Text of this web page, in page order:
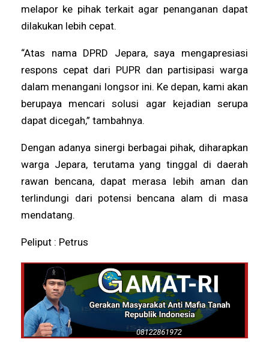
melapor ke pihak terkait agar penanganan dapat
dilakukan lebih cepat.
“Atas nama DPRD Jepara, saya mengapresiasi
respons cepat dari PUPR dan partisipasi warga
dalam menangani longsor ini. Ke depan, kami akan
berupaya mencari solusi agar kejadian serupa
dapat dicegah,” tambahnya.
Dengan adanya sinergi berbagai pihak, diharapkan
warga Jepara, terutama yang tinggal di daerah
rawan bencana, dapat merasa lebih aman dan
terlindungi dari potensi bencana alam di masa
mendatang.
Peliput : Petrus